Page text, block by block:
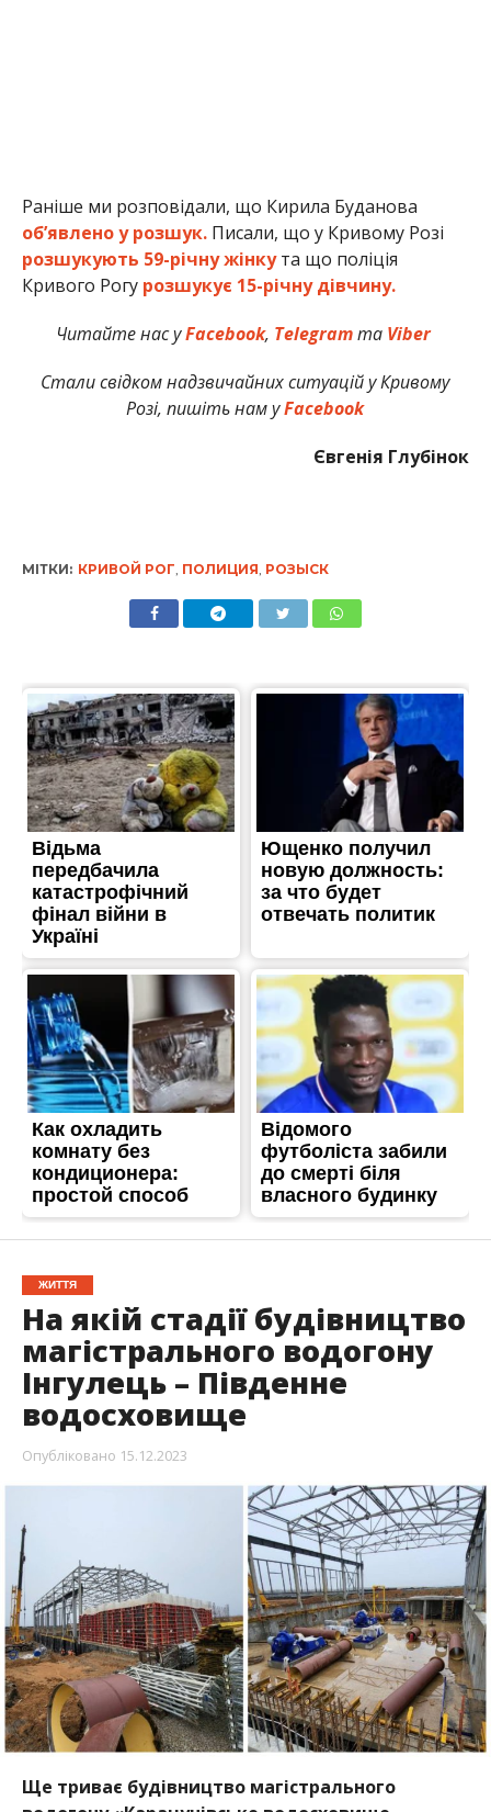
Раніше ми розповідали, що Кирила Буданова
об’явлено у розшук.Писали, що у Кривому Розі
розшукують 59-річну жінкута що поліція
Кривого Рогу розшукує 15-річну дівчину.
Читайте нас уFacebook, Telegramта Viber
Стали свідком надзвичайних ситуацій у Кривому
Розі, пишіть нам уFacebook
Євгенія Глубінок
МІТКИ: КРИВОЙ РОГ ПОЛИЦИЯ РОЗЫСК
ЖИТТЯ
На якій стадії будівництво
магістрального водогону
Інгулець – Південне
водосховище
Опубліковано 15.12.2023
Ще триває будівництво магістрального